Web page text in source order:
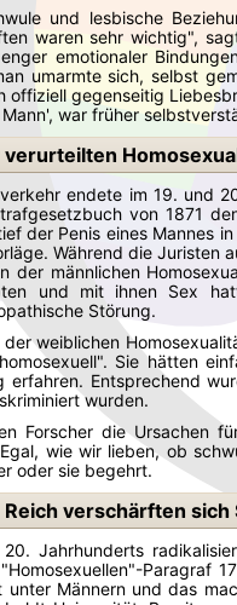
und lesbische
waren sehr wichtig",
emotionaler
umarmte sich, selbst
offiziell gegenseitig
war früher
endete im 19. und
von 1871
der Penis eines Mannes
Während die Juristen
der männlichen
und mit ihnen Sex
Störung.
der weiblichen
Sie hätten
erfahren. Entsprechend
wurden.
Forscher die Ursachen
wie wir lieben, ob
oder sie begehrt.
verschärften sich
Jahrhunderts
Paragraf
unter Männern und das